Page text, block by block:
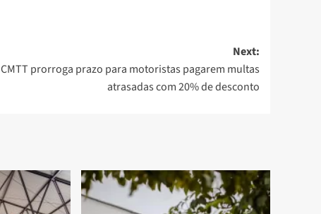
Next:
CMTT prorroga prazo para motoristas pagarem multas
atrasadas com 20% de desconto